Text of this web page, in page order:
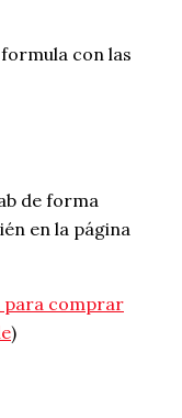
con las
de forma
en la página
para comprar
)